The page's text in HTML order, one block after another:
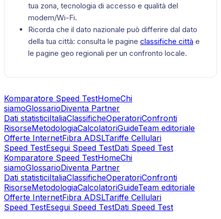
tua zona, tecnologia di accesso e qualità del
modem/Wi-Fi.
Ricorda che il dato nazionale può differire dal dato
della tua città: consulta le pagine classifiche città e
le pagine geo regionali per un confronto locale.
Komparatore Speed TestHomeChi
siamoGlossarioDiventa Partner
Dati statisticiItaliaClassificheOperatoriConfronti
RisorseMetodologiaCalcolatoriGuideTeam editoriale
Offerte InternetFibra ADSLTariffe Cellulari
Speed TestEsegui Speed TestDati Speed Test
Komparatore Speed TestHomeChi
siamoGlossarioDiventa Partner
Dati statisticiItaliaClassificheOperatoriConfronti
RisorseMetodologiaCalcolatoriGuideTeam editoriale
Offerte InternetFibra ADSLTariffe Cellulari
Speed TestEsegui Speed TestDati Speed Test